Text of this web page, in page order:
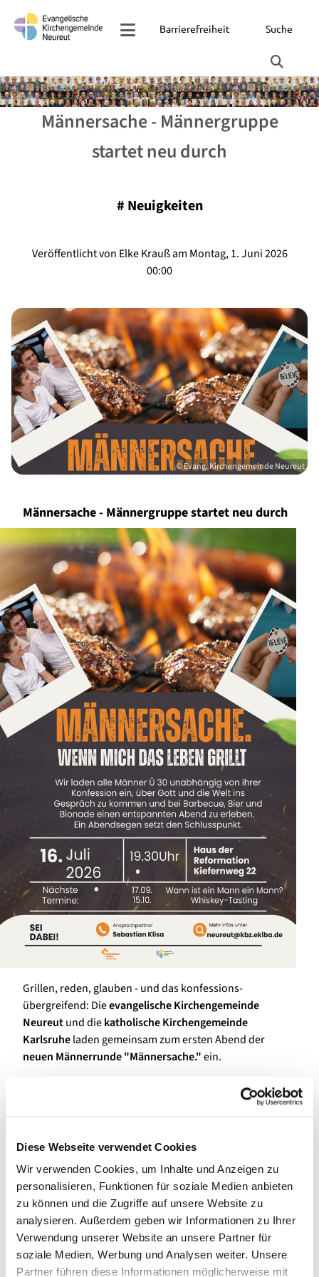
Diese Webseite verwendet Cookies
Wir verwenden Cookies, um Inhalte und Anzeigen zu
personalisieren, Funktionen für soziale Medien anbieten
zu können und die Zugriffe auf unsere Website zu
analysieren. Außerdem geben wir Informationen zu Ihrer
Verwendung unserer Website an unsere Partner für
soziale Medien, Werbung und Analysen weiter. Unsere
Partner führen diese Informationen möglicherweise mit
Barrierefreiheit Suche
Männersache - Männergruppe
startet neu durch
# Neuigkeiten
Veröffentlicht von Elke Krauß am Montag, 1. Juni 2026
00:00
© Evang. Kirchengemeinde Neureut
Männersache - Männergruppe startet neu durch
Grillen, reden, glauben - und das konfessions-
übergreifend: Dieevangelische Kirchengemeinde
Neureutund diekatholische Kirchengemeinde
Karlsruheladen gemeinsam zum ersten Abend der
neuen Männerrunde "Männersache."ein.
16. Juli 2026 um 19.30 Uhr im Haus der Reformation,
in Neureut erwartet in direkter Nachfolge
der ehemaligen Männergruppe alle Männer ab 30 ein
Bier und Bionade. Und mit Gesprächen, die über das
Wetter hinausgehen.
Das Thema des Abends: „Wenn mich das Leben grillt."
Darüber wollen wir ins Gespräch kommen: offen, ehrlich
und auf Augenhöhe. Ein kurzer Abendsegen setzt am
Ende den Schlusspunkt.